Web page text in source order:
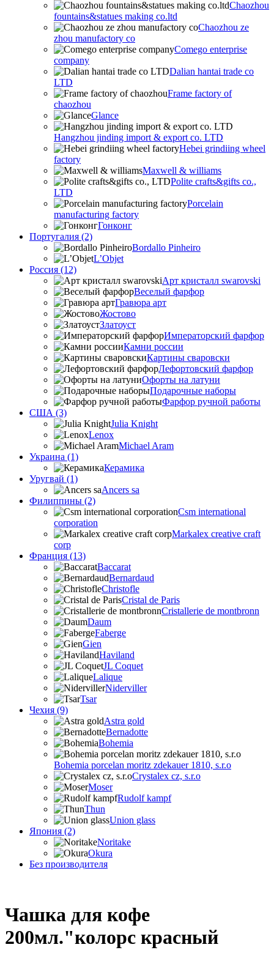
Chaozhou
fountains&statues making co.ltd
Chaozhou ze
zhou manufactory co
Comego enterprise
company
Dalian hantai trade co
LTD
Frame factory of
chaozhou
Glance
Hangzhou jinding import & export co. LTD
Hebei grindiing wheel
factory
Maxwell & williams
Polite crafts&gifts co.,
LTD
Porcelain
manufacturing factory
Гонконг
Португалия (2)
Bordallo Pinheiro
L’Objet
Россия (12)
Арт кристалл swarovski
Веселый фарфор
Гравюра арт
Жостово
Златоуст
Императорский фарфор
Камни россии
Картины сваровски
Лефортовский фарфор
Офорты на латуни
Подарочные наборы
Фарфор ручной работы
США (3)
Julia Knight
Lenox
Michael Aram
Украина (1)
Керамика
Уругвай (1)
Ancers sa
Филиппины (2)
Csm international
corporation
Markalex creative craft
corp
Франция (13)
Baccarat
Bernardaud
Christofle
Cristal de Paris
Cristallerie de montbronn
Daum
Faberge
Gien
Haviland
JL Coquet
Lalique
Niderviller
Tsar
Чехия (9)
Astra gold
Bernadotte
Bohemia
Bohemia porcelan moritz zdekauer 1810, s.r.o
Crystalex cz, s.r.o
Moser
Rudolf kampf
Thun
Union glass
Япония (2)
Noritake
Okura
Без производителя
Чашка для кофе
200мл."колорс красный